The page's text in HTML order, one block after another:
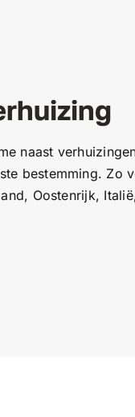
naast
bestemming. Zo
Oostenrijk,